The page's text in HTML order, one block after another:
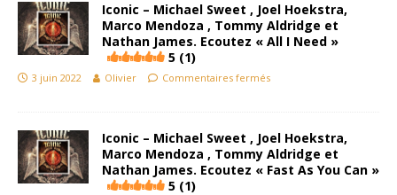
Iconic – Michael Sweet , Joel Hoekstra,
Marco Mendoza , Tommy Aldridge et
Nathan James. Ecoutez « All I Need »
5 (1)
3 juin 2022 Olivier Commentaires fermés
Iconic – Michael Sweet , Joel Hoekstra,
Marco Mendoza , Tommy Aldridge et
Nathan James. Ecoutez « Fast As You Can »
5 (1)